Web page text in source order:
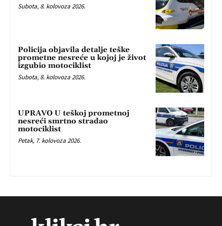
Subota, 8. kolovoza 2026.
Policija objavila detalje teške
prometne nesreće u kojoj je život
izgubio motociklist
Subota, 8. kolovoza 2026.
UPRAVO U teškoj prometnoj
nesreći smrtno stradao
motociklist
Petak, 7. kolovoza 2026.